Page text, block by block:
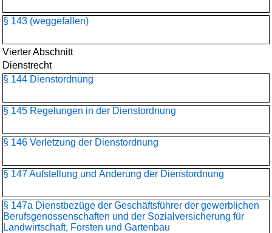
§ 143 (weggefallen)
Vierter Abschnitt
Dienstrecht
§ 144 Dienstordnung
§ 145 Regelungen in der Dienstordnung
§ 146 Verletzung der Dienstordnung
§ 147 Aufstellung und Änderung der Dienstordnung
§ 147a Dienstbezüge der Geschäftsführer der gewerblichen
Berufsgenossenschaften und der Sozialversicherung für
Landwirtschaft, Forsten und Gartenbau